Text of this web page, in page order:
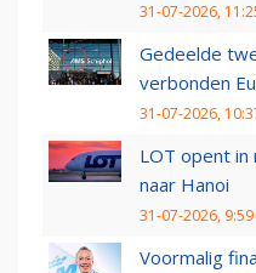
31-07-2026,
Gedeelde
verbonden
31-07-2026,
LOT opent
naar Hanoi
31-07-2026, 9:59
Voormalig